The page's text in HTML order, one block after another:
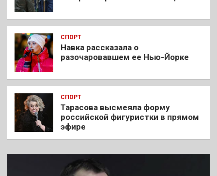
СПОРТ
Навка рассказала о
разочаровавшем ее Нью-Йорке
СПОРТ
Тарасова высмеяла форму
российской фигуристки в прямом
эфире